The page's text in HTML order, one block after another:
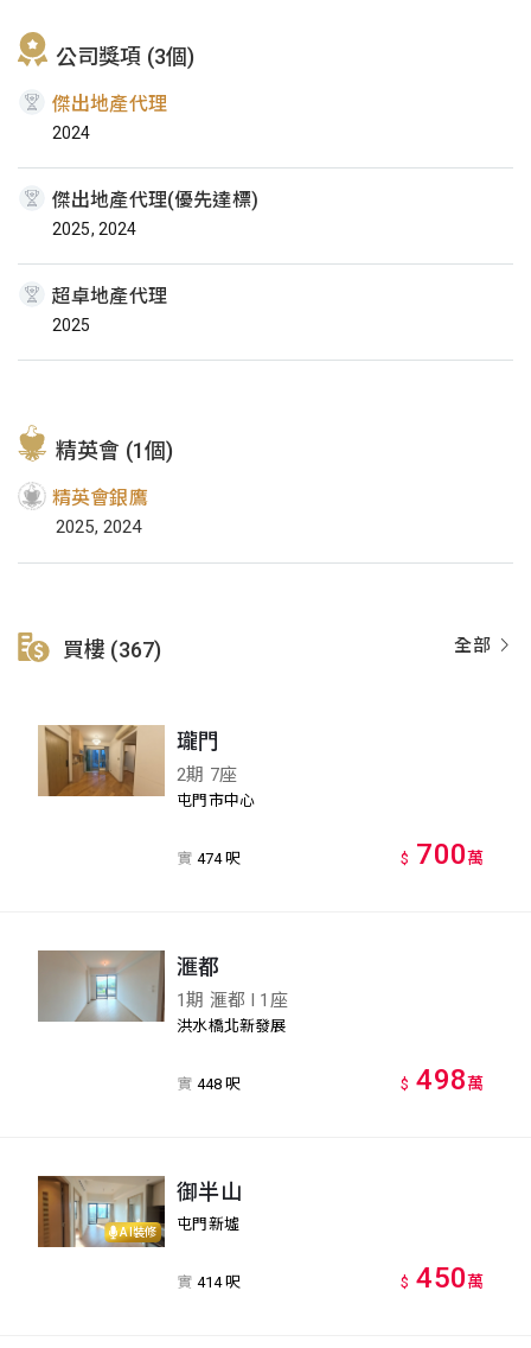
公司獎項 (3個)
傑出地產代理
2024
傑出地產代理(優先達標)
2025, 2024
超卓地產代理
2025
精英會 (1個)
精英會銀鷹
2025, 2024
全部
買樓 (367)
瓏門
2期 7座
屯門市中心
實 474 呎 $ 700萬
滙都
1期 滙都 I 1座
洪水橋北新發展
實 448 呎 $ 498萬
AI裝修
御半山
屯門新墟
實 414 呎 $ 450萬